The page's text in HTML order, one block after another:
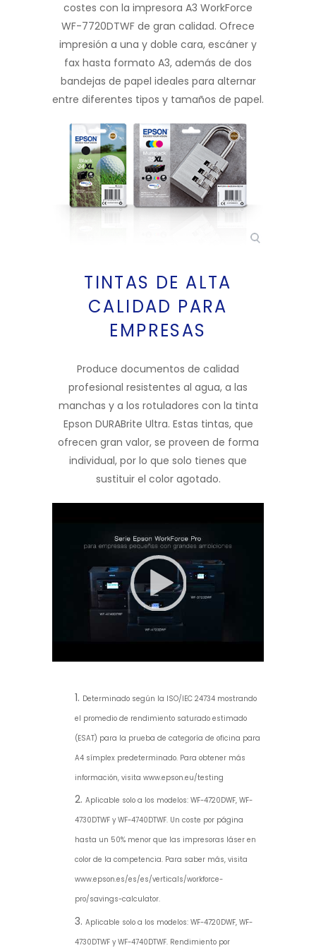
costes con la impresora A3 WorkForce
WF-7720DTWF de gran calidad. Ofrece
impresión a una y doble cara, escáner y
fax hasta formato A3, además de dos
bandejas de papel ideales para alternar
entre diferentes tipos y tamaños de papel.
TINTAS DE ALTA
CALIDAD PARA
EMPRESAS
Produce documentos de calidad
profesional resistentes al agua, a las
manchas y a los rotuladores con la tinta
Epson DURABrite Ultra. Estas tintas, que
ofrecen gran valor, se proveen de forma
individual, por lo que solo tienes que
sustituir el color agotado.
Reproductor de vídeo
Determinado según la ISO/IEC 24734 mostrando
el promedio de rendimiento saturado estimado
(ESAT) para la prueba de categoría de oficina para
A4 símplex predeterminado. Para obtener más
información, visita www.epson.eu/testing
Aplicable solo a los modelos: WF-4720DWF, WF-
4730DTWF y WF-4740DTWF. Un coste por página
hasta un 50% menor que las impresoras láser en
color de la competencia. Para saber más, visita
www.epson.es/es/es/verticals/workforce-
pro/savings-calculator.
Aplicable solo a los modelos: WF-4720DWF, WF-
4730DTWF y WF-4740DTWF. Rendimiento por